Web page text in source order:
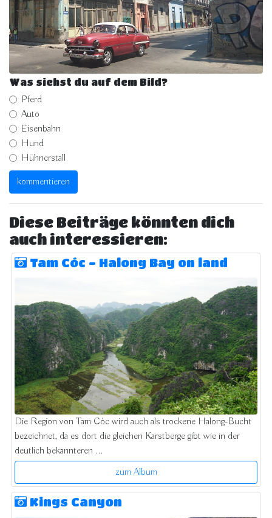
Was siehst du auf dem Bild?
Pferd
Auto
Eisenbahn
Hund
Hühnerstall
Diese Beiträge könnten dich
auch interessieren:
Tam Cóc - Halong Bay on land
Die Region von Tam Cóc wird auch als trockene Halong-Bucht
bezeichnet, da es dort die gleichen Karstberge gibt wie in der
deutlich bekannteren ...
zum Album
Kings Canyon